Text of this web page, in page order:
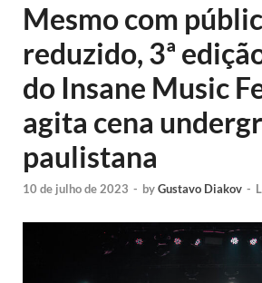
Mesmo com
reduzido, 3ª
do Insane Music
agita cena
paulistana
10 de julho de 2023 - byGustavo Diakov -